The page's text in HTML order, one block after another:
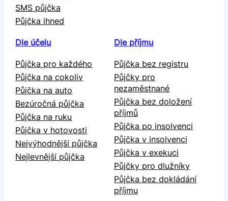
SMS půjčka
Půjčka ihned
Dle účelu
Půjčka pro každého
Půjčka na cokoliv
Půjčka na auto
Bezúročná půjčka
Půjčka na ruku
Půjčka v hotovosti
Nejvýhodnější půjčka
Nejlevnější půjčka
Dle příjmu
Půjčka bez registru
Půjčky pro
nezaměstnané
Půjčka bez doložení
příjmů
Půjčka po insolvenci
Půjčka v insolvenci
Půjčka v exekuci
Půjčky pro dlužníky
Půjčka bez dokládání
příjmu